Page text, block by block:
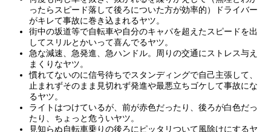
ったらスピード落して後ろについた方が効率的）ドライバー
がキレて事故に巻き込まれるヤツ。
街中の坂道等で自転車や自分のキャパを超えたスピードを出
してスリルとかいって喜んでるヤツ。
急な減速、急発進、急ハンドル。周りの交通にストレス与え
まくりなヤツ。
慣れてないのに信号待ちでスタンディングで自己主張して、
止まれずそのまま見切れず発進や最悪立ちゴケして事故にな
るヤツ。
ライトはつけているが、前が赤色だったり、後ろが白色だっ
たり、ちょっと危ういヤツ。
見知らぬ自転車乗りの後ろにピッタリついて風除けにするヤ